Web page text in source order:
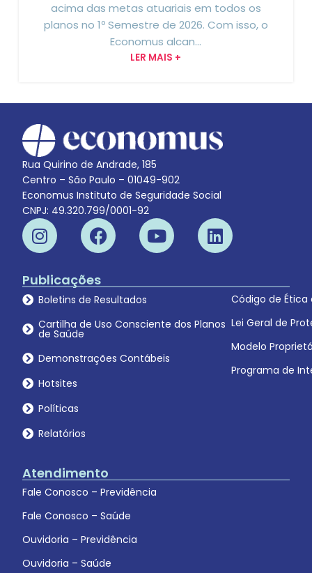
acima das metas atuariais em todos os
planos no 1º Semestre de 2026. Com isso, o
Economus alcan...
LER MAIS +
Rua Quirino de Andrade, 185
Centro – São Paulo – 01049-902
Economus Instituto de Seguridade Social
CNPJ: 49.320.799/0001-92
Publicações
Boletins de Resultados
Cartilha de Uso Consciente dos Planos
de Saúde
Demonstrações Contábeis
Hotsites
Políticas
Relatórios
Código de
Lei Geral de
Modelo
Programa de
Atendimento
Fale Conosco – Previdência
Fale Conosco – Saúde
Ouvidoria – Previdência
Ouvidoria – Saúde